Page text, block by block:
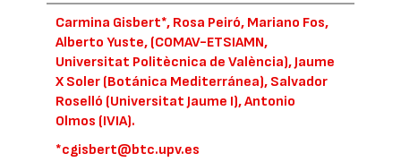
Carmina Gisbert*, Rosa Peiró, Mariano Fos,
Alberto Yuste, (COMAV-ETSIAMN,
Universitat Politècnica de València), Jaume
X Soler (Botánica Mediterránea), Salvador
Roselló (Universitat Jaume I), Antonio
Olmos (IVIA).
*cgisbert@btc.upv.es